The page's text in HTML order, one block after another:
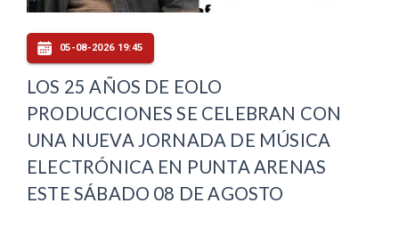
05-08-2026 19:45
LOS 25 AÑOS DE EOLO
PRODUCCIONES SE CELEBRAN CON
UNA NUEVA JORNADA DE MÚSICA
ELECTRÓNICA EN PUNTA ARENAS
ESTE SÁBADO 08 DE AGOSTO